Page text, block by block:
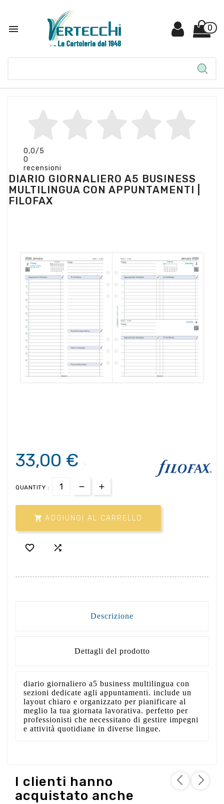
 0
0,0/5
0
recensioni
DIARIO GIORNALIERO A5 BUSINESS
MULTILINGUA CON APPUNTAMENTI |
FILOFAX
33,00 € .
QUANTITY :
 AGGIUNGI AL CARRELLO
 
Descrizione
Dettagli del prodotto
diario giornaliero a5 business multilingua con
sezioni dedicate agli appuntamenti. include un
layout chiaro e organizzato per pianificare al
meglio la tua giornata lavorativa. perfetto per
professionisti che necessitano di gestire impegni
e attività quotidiane in diverse lingue.
I clienti hanno
acquistato anche